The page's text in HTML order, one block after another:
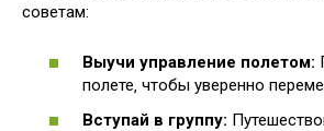
советам:
Выучи управление полетом:
полете‚ чтобы уверенно
Вступай в группу: